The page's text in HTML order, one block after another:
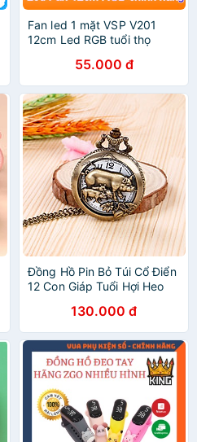
Fan led 1 mặt VSP V201
12cm Led RGB tuổi thọ
55.000 đ
Đồng Hồ Pin Bỏ Túi Cổ Điển
12 Con Giáp Tuổi Hợi Heo
130.000 đ